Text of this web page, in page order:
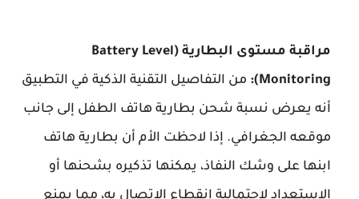
مراقبة مستوى البطارية (Battery Level
Monitoring):
من التفاصيل التقنية الذكية في التطبيق
أنه يعرض نسبة شحن بطارية هاتف الطفل إلى جانب
موقعه الجغرافي. إذا لاحظت الأم أن بطارية هاتف
ابنها على وشك النفاذ، يمكنها تذكيره بشحنها أو
الاستعداد لاحتمالية انقطاع الاتصال به، مما يمنع